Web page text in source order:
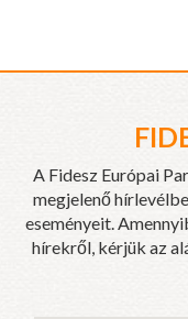
A Fidesz Európai
megjelenő
eseményeit.
hírekről, kérjük az